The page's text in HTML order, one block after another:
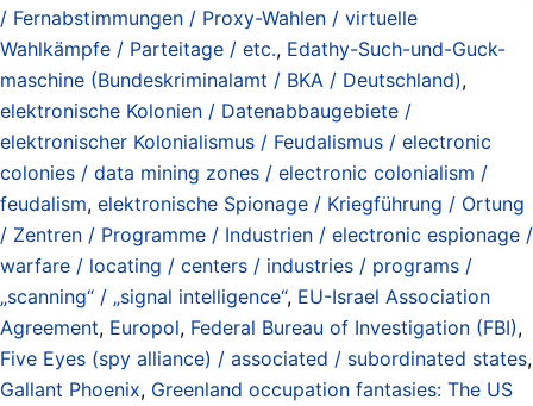
/ Fernabstimmungen / Proxy-Wahlen / virtuelle
Wahlkämpfe / Parteitage / etc., Edathy-Such-und-Guck-
maschine (Bundeskriminalamt / BKA / Deutschland),
elektronische Kolonien / Datenabbaugebiete /
elektronischer Kolonialismus / Feudalismus / electronic
colonies / data mining zones / electronic colonialism /
feudalism, elektronische Spionage / Kriegführung / Ortung
/ Zentren / Programme / Industrien / electronic espionage /
warfare / locating / centers / industries / programs /
„scanning“ / „signal intelligence“, EU-Israel Association
Agreement, Europol, Federal Bureau of Investigation (FBI),
Five Eyes (spy alliance) / associated / subordinated states,
Gallant Phoenix, Greenland occupation fantasies: The US